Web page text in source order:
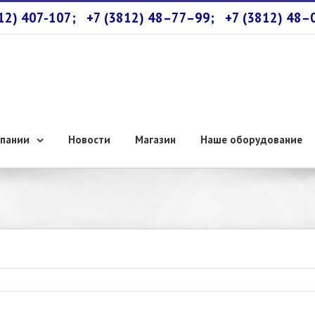
407-107; +7 (3812) 48–77–99; +7 (3812)
Новости Магазин Наше оборудование